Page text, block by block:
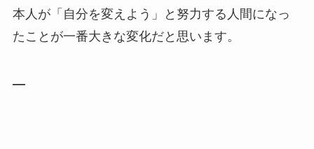
本人が「自分を変えよう」と努力する人間になっ
たことが一番大きな変化だと思います。
—